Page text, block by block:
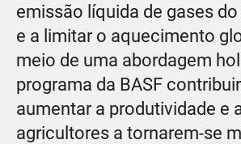
emissão líquida de gases
e a limitar o aquecimento
meio de uma abordagem
programa da BASF
aumentar a produtividade e
agricultores a tornarem-se